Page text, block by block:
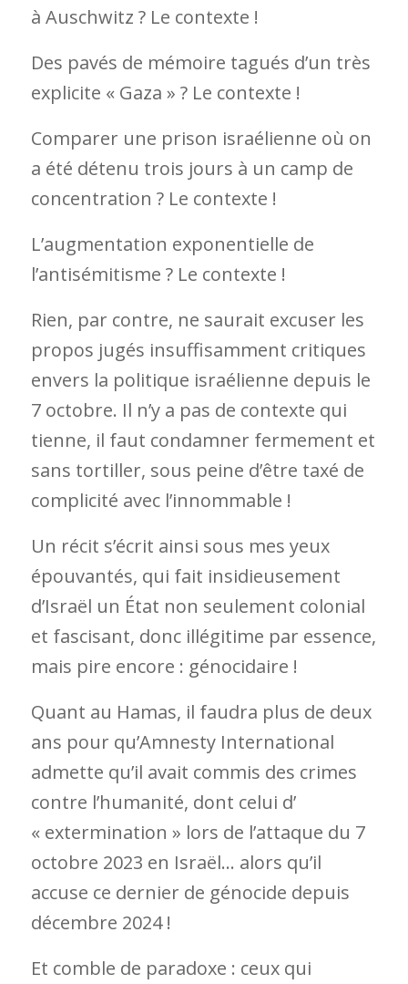
à Auschwitz ? Le contexte !
Des pavés de mémoire tagués d’un très
explicite « Gaza » ? Le contexte !
Comparer une prison israélienne où on
a été détenu trois jours à un camp de
concentration ? Le contexte !
L’augmentation exponentielle de
l’antisémitisme ? Le contexte !
Rien, par contre, ne saurait excuser les
propos jugés insuffisamment critiques
envers la politique israélienne depuis le
7 octobre. Il n’y a pas de contexte qui
tienne, il faut condamner fermement et
sans tortiller, sous peine d’être taxé de
complicité avec l’innommable !
Un récit s’écrit ainsi sous mes yeux
épouvantés, qui fait insidieusement
d’Israël un État non seulement colonial
et fascisant, donc illégitime par essence,
mais pire encore : génocidaire !
Quant au Hamas, il faudra plus de deux
ans pour qu’Amnesty International
admette qu’il avait commis des crimes
contre l’humanité, dont celui d’
« extermination » lors de l’attaque du 7
octobre 2023 en Israël… alors qu’il
accuse ce dernier de génocide depuis
décembre 2024 !
Et comble de paradoxe : ceux qui